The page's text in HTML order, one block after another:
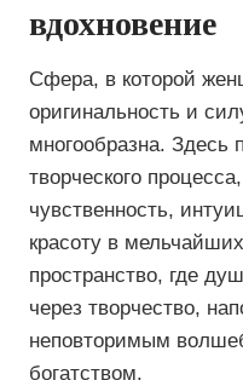
вдохновение
Сфера, в которой
оригинальность и
многообразна. Здесь
творческого
чувственность,
красоту в
пространство, где
через творчество,
неповторимым
богатством.